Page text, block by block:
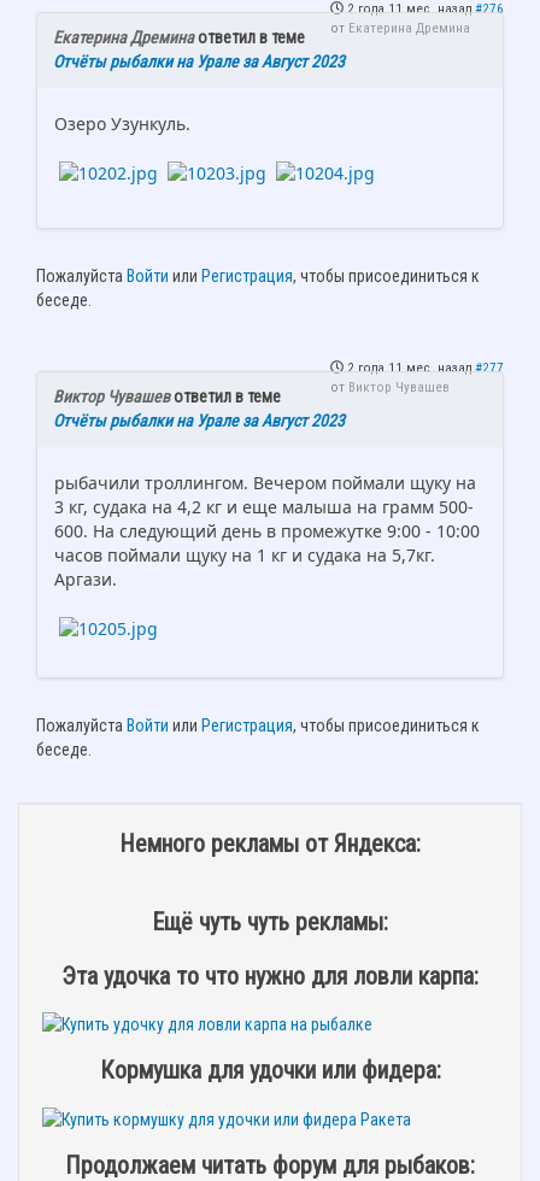
2 года 11 мес. назад #276
от Екатерина Дремина
Екатерина Дреминаответил в теме
Отчёты рыбалки на Урале за Август 2023
Озеро Узункуль.
Пожалуйста Войти или Регистрация, чтобы присоединиться к
беседе.
2 года 11 мес. назад #277
от Виктор Чувашев
Виктор Чувашевответил в теме
Отчёты рыбалки на Урале за Август 2023
рыбачили троллингом. Вечером поймали щуку на
3 кг, судака на 4,2 кг и еще малыша на грамм 500-
600. На следующий день в промежутке 9:00 - 10:00
часов поймали щуку на 1 кг и судака на 5,7кг.
Аргази.
Пожалуйста Войти или Регистрация, чтобы присоединиться к
беседе.
Немного рекламы от Яндекса:
Ещё чуть чуть рекламы:
Эта удочка то что нужно для ловли карпа:
Кормушка для удочки или фидера:
Продолжаем читать форум для рыбаков: